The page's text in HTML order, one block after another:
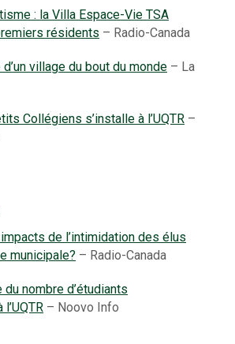
: la Villa Espace-Vie TSA
résidents – Radio-Canada
village du bout du monde – La
Collégiens s’installe à l’UQTR –
de l’intimidation des élus
municipale? – Radio-Canada
nombre d’étudiants
– Noovo Info